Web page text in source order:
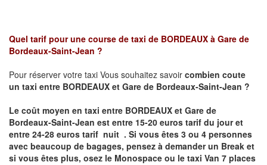
Quel tarif pour une course de taxi de BORDEAUX à Gare de
Bordeaux-Saint-Jean ?
Pour réserver votre taxi Vous souhaitez savoir combien coute
un taxi entre BORDEAUX et Gare de Bordeaux-Saint-Jean ?
Le coût moyen en taxi entre BORDEAUX et Gare de
Bordeaux-Saint-Jean est entre 15-20 euros tarif du jour et
entre 24-28 euros tarif nuit . Si vous êtes 3 ou 4 personnes
avec beaucoup de bagages, pensez à demander un Break et
si vous êtes plus, osez le Monospace ou le taxi Van 7 places